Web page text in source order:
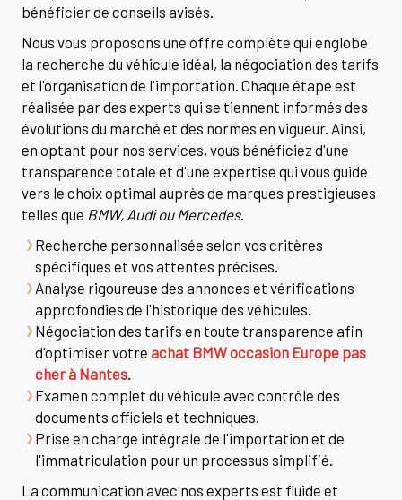
bénéficier de conseils avisés.
Nous vous proposons une offre complète qui englobe
la recherche du véhicule idéal, la négociation des tarifs
et l'organisation de l'importation. Chaque étape est
réalisée par des experts qui se tiennent informés des
évolutions du marché et des normes en vigueur. Ainsi,
en optant pour nos services, vous bénéficiez d'une
transparence totale et d'une expertise qui vous guide
vers le choix optimal auprès de marques prestigieuses
telles que BMW, Audi ou Mercedes.
Recherche personnalisée selon vos critères
spécifiques et vos attentes précises.
Analyse rigoureuse des annonces et vérifications
approfondies de l'historique des véhicules.
Négociation des tarifs en toute transparence afin
d'optimiser votre achat BMW occasion Europe pas
cher à Nantes.
Examen complet du véhicule avec contrôle des
documents officiels et techniques.
Prise en charge intégrale de l'importation et de
l'immatriculation pour un processus simplifié.
La communication avec nos experts est fluide et